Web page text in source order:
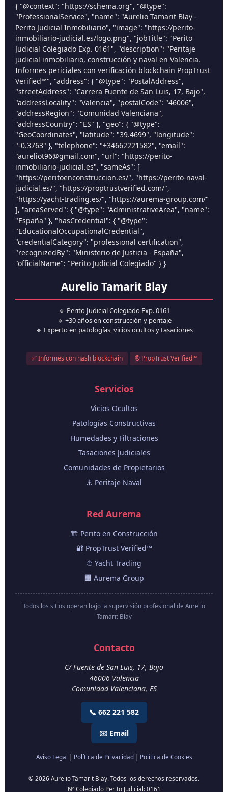
{ "@context": "https://schema.org", "@type":
"ProfessionalService", "name": "Aurelio Tamarit Blay -
Perito Judicial Inmobiliario", "image": "https://perito-
inmobiliario-judicial.es/logo.png", "jobTitle": "Perito
Judicial Colegiado Exp. 0161", "description": "Peritaje
judicial inmobiliario, construcción y naval en Valencia.
Informes periciales con verificación blockchain PropTrust
Verified™", "address": { "@type": "PostalAddress",
"streetAddress": "Carrera Fuente de San Luis, 17, Bajo",
"addressLocality": "Valencia", "postalCode": "46006",
"addressRegion": "Comunidad Valenciana",
"addressCountry": "ES" }, "geo": { "@type":
"GeoCoordinates", "latitude": "39.4699", "longitude":
"-0.3763" }, "telephone": "+34662221582", "email":
"aureliot96@gmail.com", "url": "https://perito-
inmobiliario-judicial.es", "sameAs": [
"https://peritoenconstruccion.es/", "https://perito-naval-
judicial.es/", "https://proptrustverified.com/",
"https://yacht-trading.es/", "https://aurema-group.com/"
], "areaServed": { "@type": "AdministrativeArea", "name":
"España" }, "hasCredential": { "@type":
"EducationalOccupationalCredential",
"credentialCategory": "professional certification",
"recognizedBy": "Ministerio de Justicia - España",
"officialName": "Perito Judicial Colegiado" } }
Aurelio Tamarit Blay
🔹 Perito Judicial Colegiado Exp. 0161
🔹 +30 años en construcción y peritaje
🔹 Experto en patologías, vicios ocultos y tasaciones
✅ Informes con hash blockchain ® PropTrust Verified™
Servicios
Vicios Ocultos
Patologías Constructivas
Humedades y Filtraciones
Tasaciones Judiciales
Comunidades de Propietarios
⚓ Peritaje Naval
Red Aurema
🏗️ Perito en Construcción
🔐 PropTrust Verified™
⛵ Yacht Trading
🏢 Aurema Group
Todos los sitios operan bajo la supervisión profesional de Aurelio
Tamarit Blay
Contacto
C/ Fuente de San Luis, 17, Bajo
46006 Valencia
Comunidad Valenciana, ES
📞 662 221 582
✉️ Email
Aviso Legal Política de Privacidad Política de Cookies
© 2026 Aurelio Tamarit Blay. Todos los derechos reservados.
Nº Colegiado Perito Judicial: 0161